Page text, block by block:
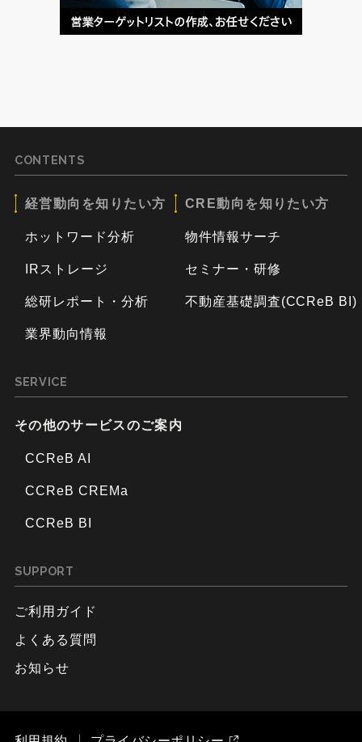
CONTENTS
経営動向を知りたい方
ホットワード分析
IRストレージ
総研レポート・分析
業界動向情報
CRE動向を知りたい方
物件情報サーチ
セミナー・研修
不動産基礎調査(CCReB BI)
SERVICE
その他のサービスのご案内
CCReB AI
CCReB CREMa
CCReB BI
SUPPORT
ご利用ガイド
よくある質問
お知らせ